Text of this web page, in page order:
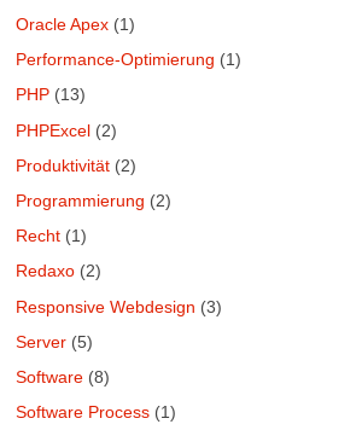
Oracle Apex (1)
Performance-Optimierung (1)
PHP (13)
PHPExcel (2)
Produktivität (2)
Programmierung (2)
Recht (1)
Redaxo (2)
Responsive Webdesign (3)
Server (5)
Software (8)
Software Process (1)